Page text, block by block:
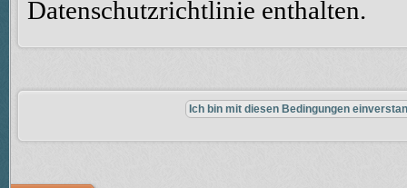
Datenschutzrichtlinie enthalten.